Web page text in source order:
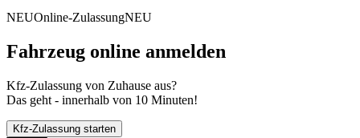
NEUOnline-ZulassungNEU
Fahrzeug online anmelden
Kfz-Zulassung von Zuhause aus?
Das geht - innerhalb von 10 Minuten!
Kfz-Zulassung starten